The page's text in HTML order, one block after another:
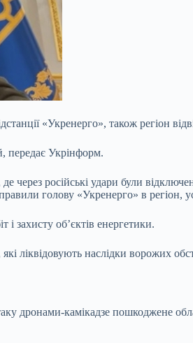
«Укренерго», також регіон
передає Укрінформ.
через російські удари були
голову «Укренерго» в регіон,
захисту об’єктів енергетики.
ліквідовують наслідки ворожих
дронами-камікадзе пошкоджене